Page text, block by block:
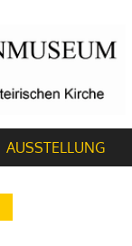
AUSSTELLUNG